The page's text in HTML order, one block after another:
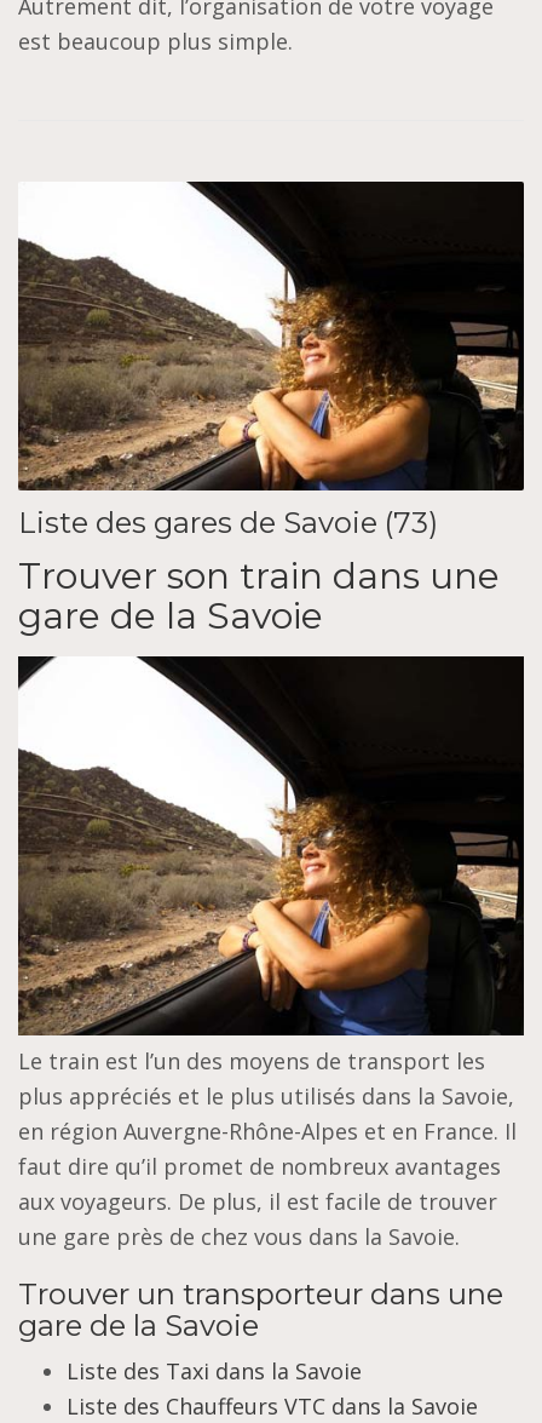
Autrement dit, l’organisation de votre voyage
est beaucoup plus simple.
Liste des gares de Savoie (73)
Trouver son train dans une
gare de la Savoie
Le train est l’un des moyens de transport les
plus appréciés et le plus utilisés dans la Savoie,
en région Auvergne-Rhône-Alpes et en France. Il
faut dire qu’il promet de nombreux avantages
aux voyageurs. De plus, il est facile de trouver
une gare près de chez vous dans la Savoie.
Trouver un transporteur dans une
gare de la Savoie
Liste des Taxi dans la Savoie
Liste des Chauffeurs VTC dans la Savoie